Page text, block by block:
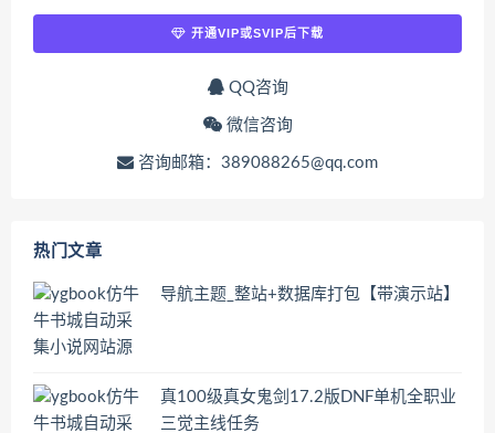
开通VIP或SVIP后下载
QQ咨询
微信咨询
咨询邮箱：389088265@qq.com
热门文章
导航主题_整站+数据库打包【带演示站】
真100级真女鬼剑17.2版DNF单机全职业
三觉主线任务